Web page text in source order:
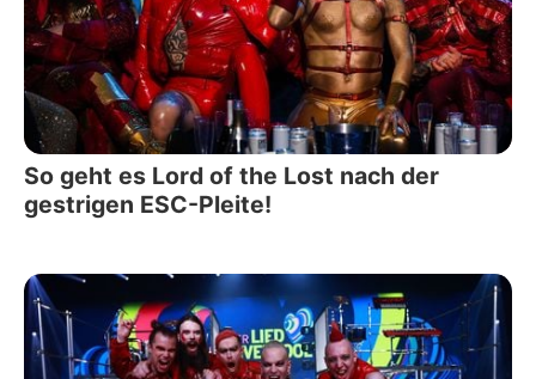
So geht es Lord of the Lost nach der
gestrigen ESC-Pleite!